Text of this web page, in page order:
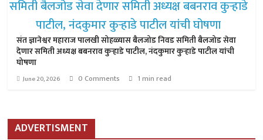
संत ज्ञानेश्वर महाराज पालखी सोहळ्यास बैलजोड निवड समिती बैलजोड सेवा
देणार समिती अध्यक्ष बबनराव कुऱ्हाडे पाटील, नंदकुमार कुऱ्हाडे पाटील यांची
घोषणा
June 20, 2026 0 Comments 1 min read
ADVERTISMENT